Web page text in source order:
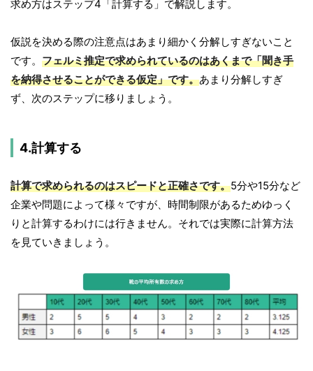
求め方はステップ4「計算する」で解説します。
仮説を決める際の注意点はあまり細かく分解しすぎないこと
です。 フェルミ推定で求められているのはあくまで「聞き手
を納得させることができる仮定」です。あまり分解しすぎ
ず、次のステップに移りましょう。
4.計算する
計算で求められるのはスピードと正確さです。5分や15分など
企業や問題によって様々ですが、時間制限があるためゆっく
りと計算するわけには行きません。それでは実際に計算方法
を見ていきましょう。